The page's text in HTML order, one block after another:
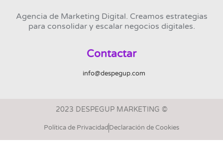
Agencia de Marketing Digital. Creamos estrategias
para consolidar y escalar negocios digitales.
Contactar
info@despegup.com
2023 DESPEGUP MARKETING ©
Política de Privacidad Declaración de Cookies